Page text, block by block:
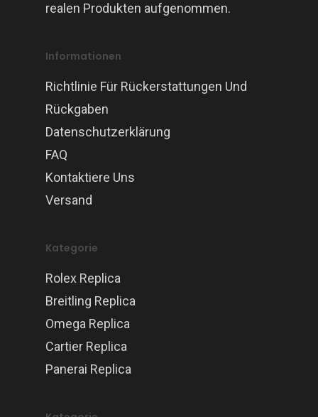
realen Produkten aufgenommen.
Informationen
Richtlinie Für Rückerstattungen Und
Rückgaben
Datenschutzerklärung
FAQ
Kontaktiere Uns
Versand
Kategorie
Rolex Replica
Breitling Replica
Omega Replica
Cartier Replica
Panerai Replica